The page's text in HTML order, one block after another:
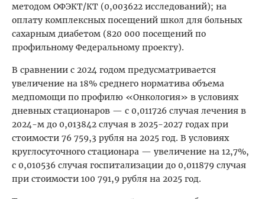
методом ОФЭКТ/КТ (0,003622 исследований); на
оплату комплексных посещений школ для больных
сахарным диабетом (820 000 посещений по
профильному Федеральному проекту).
В сравнении с 2024 годом предусматривается
увеличение на 18% среднего норматива объема
медпомощи по профилю «Онкология» в условиях
дневных стационаров — с 0,011726 случая лечения в
2024-м до 0,013842 случая в 2025-2027 годах при
стоимости 76 759,3 рубля на 2025 год. В условиях
круглосуточного стационара — увеличение на 12,7%,
с 0,010536 случая госпитализации до 0,011879 случая
при стоимости 100 791,9 рубля на 2025 год.